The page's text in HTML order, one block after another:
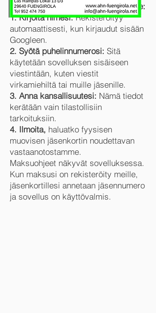
Viimeistele rekisteröintisi sinun tulee:
1. Kirjoita nimesi.Rekisteröityy
automaattisesti, kun kirjaudut sisään
Googleen.
2. Syötä puhelinnumerosi: Sitä
käytetään sovelluksen sisäiseen
viestintään, kuten viestit
virkamiehiltä tai muille jäsenille.
3. Anna kansallisuutesi: Nämä tiedot
kerätään vain tilastollisiin
tarkoituksiin.
4. Ilmoita, haluatko fyysisen
muovisen jäsenkortin noudettavan
vastaanotostamme.
Maksuohjeet näkyvät sovelluksessa.
Kun maksusi on rekisteröity meille,
jäsenkortillesi annetaan jäsennumero
ja sovellus on käyttövalmis.